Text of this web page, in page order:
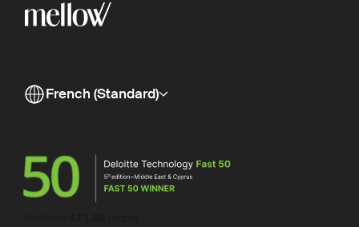
French (Standard)